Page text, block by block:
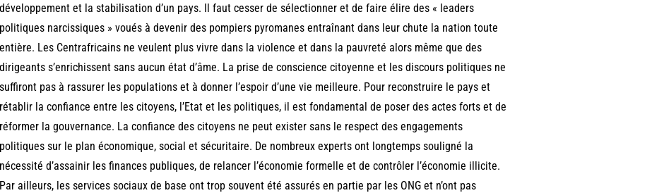
développement et la stabilisation d’un pays. Il faut cesser de sélectionner et de faire élire des « leaders
politiques narcissiques » voués à devenir des pompiers pyromanes entraînant dans leur chute la nation toute
entière. Les Centrafricains ne veulent plus vivre dans la violence et dans la pauvreté alors même que des
dirigeants s’enrichissent sans aucun état d’âme. La prise de conscience citoyenne et les discours politiques ne
suffiront pas à rassurer les populations et à donner l’espoir d’une vie meilleure. Pour reconstruire le pays et
rétablir la confiance entre les citoyens, l’Etat et les politiques, il est fondamental de poser des actes forts et de
réformer la gouvernance. La confiance des citoyens ne peut exister sans le respect des engagements
politiques sur le plan économique, social et sécuritaire. De nombreux experts ont longtemps souligné la
nécessité d’assainir les finances publiques, de relancer l’économie formelle et de contrôler l’économie illicite.
Par ailleurs, les services sociaux de base ont trop souvent été assurés en partie par les ONG et n’ont pas